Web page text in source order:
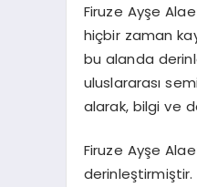
Firuze Ayşe
hiçbir zaman
bu alanda
uluslararası
alarak, bilgi ve
Firuze Ayşe
derinleştirmiştir.